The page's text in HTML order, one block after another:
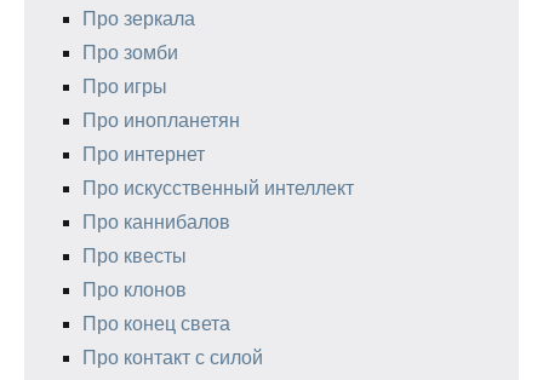
Про зеркала
Про зомби
Про игры
Про инопланетян
Про интернет
Про искусственный интеллект
Про каннибалов
Про квесты
Про клонов
Про конец света
Про контакт с силой